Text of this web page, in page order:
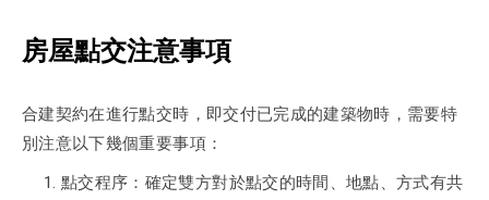
房屋點交注意事項
合建契約在進行點交時，即交付已完成的建築物時，需要特
別注意以下幾個重要事項：
點交程序：確定雙方對於點交的時間、地點、方式有共